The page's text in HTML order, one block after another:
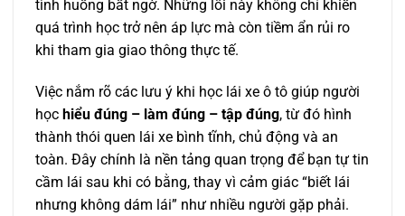
tình huống bất ngờ. Những lỗi này không chỉ khiến
quá trình học trở nên áp lực mà còn tiềm ẩn rủi ro
khi tham gia giao thông thực tế.
Việc nắm rõ các lưu ý khi học lái xe ô tô giúp người
học hiểu đúng – làm đúng – tập đúng, từ đó hình
thành thói quen lái xe bình tĩnh, chủ động và an
toàn. Đây chính là nền tảng quan trọng để bạn tự tin
cầm lái sau khi có bằng, thay vì cảm giác “biết lái
nhưng không dám lái” như nhiều người gặp phải.